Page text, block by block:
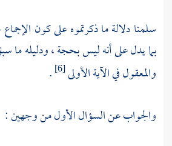
سلمنا دلالة ما ذكرتموه على كون
بما يدل على أنه ليس بحجة ، ودليله ما
والمعقول في الآية الأولى[6]
.
والجواب عن السؤال الأول من وجهين :